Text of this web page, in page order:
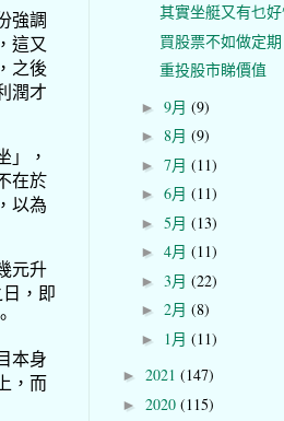
強調
這又
之後
潤才
」，
在於
以為
元升
，即
本身
，而
其實坐艇又有乜
買股票不如做定期
重投股市睇價值
► 9月 (9)
► 8月 (9)
► 7月 (11)
► 6月 (11)
► 5月 (13)
► 4月 (11)
► 3月 (22)
► 2月 (8)
► 1月 (11)
► 2021 (147)
► 2020 (115)